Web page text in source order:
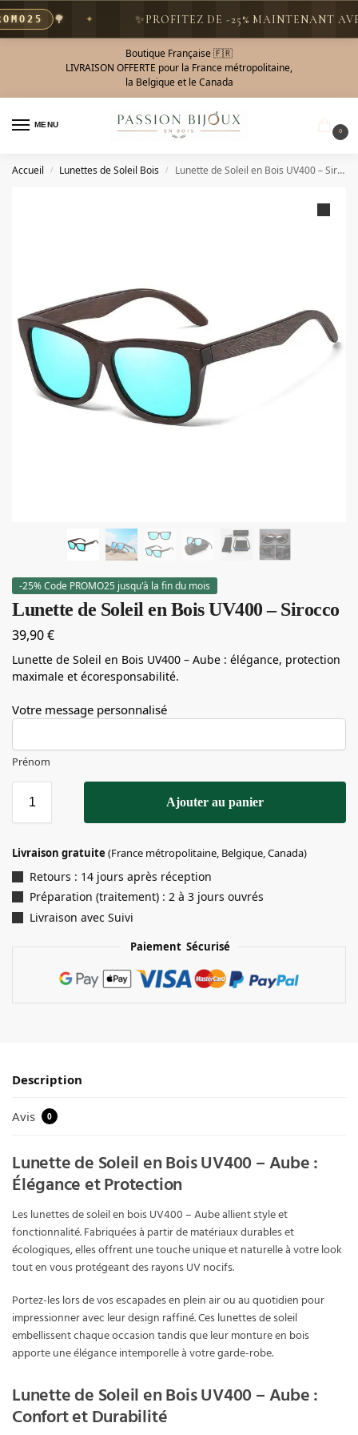
🌳 PROFITEZ DE -25% MAINTENANT AVEC
Boutique Française 🇫🇷
LIVRAISON OFFERTE pour la France métropolitaine,
la Belgique et le Canada
MENU
0
Accueil / Lunettes de Soleil Bois / Lunette de Soleil en Bois UV400 – Sirocco
-25% Code PROMO25 jusqu'à la fin du mois
Lunette de Soleil en Bois UV400 – Sirocco
39,90€
Lunette de Soleil en Bois UV400 – Aube : élégance, protection
maximale et écoresponsabilité.
Votre message personnalisé
Prénom
Ajouter au panier
Livraison gratuite (France métropolitaine, Belgique, Canada)
Retours : 14 jours après réception
Préparation (traitement) : 2 à 3 jours ouvrés
Livraison avec Suivi
Paiement Sécurisé
Description
Avis 0
Lunette de Soleil en Bois UV400 – Aube :
Élégance et Protection
Les lunettes de soleil en bois UV400 – Aube allient style et
fonctionnalité. Fabriquées à partir de matériaux durables et
écologiques, elles offrent une touche unique et naturelle à votre look
tout en vous protégeant des rayons UV nocifs.
Portez-les lors de vos escapades en plein air ou au quotidien pour
impressionner avec leur design raffiné. Ces lunettes de soleil
embellissent chaque occasion tandis que leur monture en bois
apporte une élégance intemporelle à votre garde-robe.
Lunette de Soleil en Bois UV400 – Aube :
Confort et Durabilité